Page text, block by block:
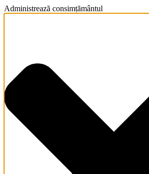
Administrează consimțământul